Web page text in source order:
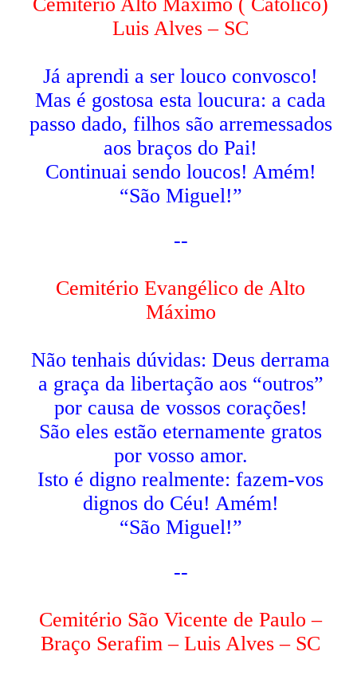
Cemitério Alto Máximo ( Católico)
Luis Alves – SC
Já aprendi a ser louco convosco!
Mas é gostosa esta loucura: a cada
passo dado, filhos são arremessados
aos braços do Pai!
Continuai sendo loucos! Amém!
“São Miguel!”
--
Cemitério Evangélico de Alto
Máximo
Não tenhais dúvidas: Deus derrama
a graça da libertação aos “outros”
por causa de vossos corações!
São eles estão eternamente gratos
por vosso amor.
Isto é digno realmente: fazem-vos
dignos do Céu! Amém!
“São Miguel!”
--
Cemitério São Vicente de Paulo –
Braço Serafim – Luis Alves – SC